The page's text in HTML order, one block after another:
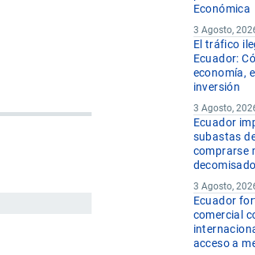
Económica
3 Agosto,
El tráfico
Ecuador:
economía,
inversión
3 Agosto,
Ecuador
subastas
comprarse
3 Agosto,
Ecuador
comercial
acceso a